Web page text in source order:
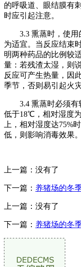
的呼吸道、眼结膜有
时应引起注意。
3.3 熏蒸时，使用
为适宜。当反应结束
明两种药品的比例较
量：若残渣太湿，则
反应可产生热量，因
季节，否则易引起火灾
3.4 熏蒸时必须有
低于18℃，相对湿度
上，相对湿度达75%
低，则影响消毒效果。
上一篇：没有了
下一篇： 养猪场的冬
上一篇：没有了
下一篇： 养猪场的冬